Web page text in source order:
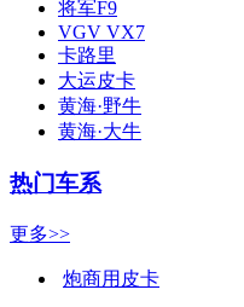
将军F9
VGV VX7
卡路里
大运皮卡
黄海·野牛
黄海·大牛
热门车系
更多>>
炮商用皮卡